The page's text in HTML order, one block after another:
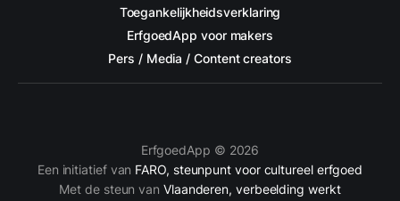
Toegankelijkheidsverklaring
ErfgoedApp voor makers
Pers / Media / Content creators
ErfgoedApp © 2026
Een initiatief van FARO, steunpunt voor cultureel erfgoed
Met de steun van Vlaanderen, verbeelding werkt